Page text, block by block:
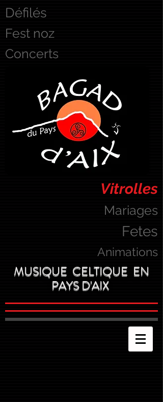
Défilés
Fest noz
Concerts
Vitrolles
Mariages
Fetes
Animations
MUSIQUE CELTIQUE EN
PAYS D'AIX